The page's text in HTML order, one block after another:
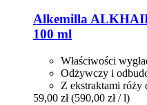
Alkemilla
100 ml
Właściwości
Odżywczy i
Z ekstraktami róży
59,00 zł (590,00 zł / l)